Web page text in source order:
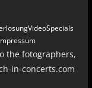
VideoSpecials
the fotographers,
in-concerts.com